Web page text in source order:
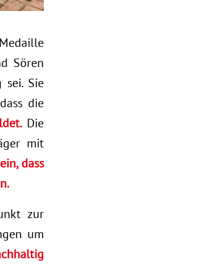
Sören
Sie
die
Die
mit
dass
zur
um